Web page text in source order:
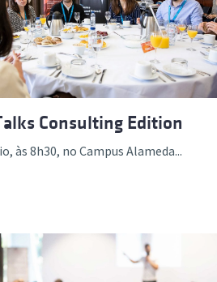
Consulting Edition
às 8h30, no Campus Alameda...